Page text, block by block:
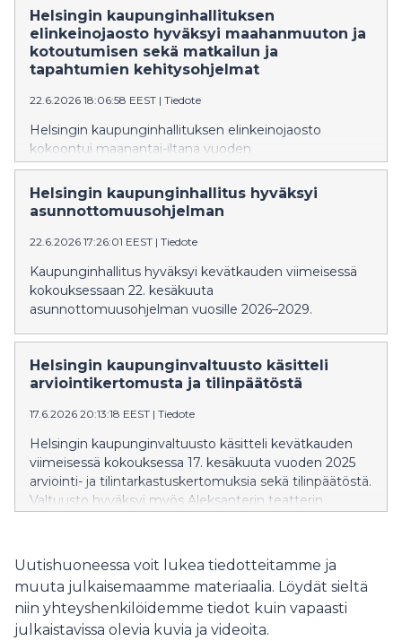
vauhdittaa matkailun ja tapahtumien ympärivuotista
kasvua, kasvattaa Helsingin kansainvälistä
houkuttelevuutta onnellisuuden teemoilla sekä
varmistaa, että kaupunki on kasvua tukeva
Helsingin kaupunginhallituksen
elinkeinojaosto hyväksyi maahanmuuton ja
kotoutumisen sekä matkailun ja
tapahtumien kehitysohjelmat
22.6.2026 18:06:58 EEST | Tiedote
Helsingin kaupunginhallituksen elinkeinojaosto
kokoontui maanantai-iltana vuoden
2026 viidenteen kokoukseensa. Kokouksessa
elinkeinojaosto käsitteli maahanmuuton ja
kotoutumisen kehitysohjelmaa ja matkailun ja
tapahtumien kehitysohjelmaa.
Helsingin kaupunginhallitus hyväksyi
asunnottomuusohjelman
22.6.2026 17:26:01 EEST | Tiedote
Kaupunginhallitus hyväksyi kevätkauden viimeisessä
kokouksessaan 22. kesäkuuta
asunnottomuusohjelman vuosille 2026–2029.
Helsingin kaupunginvaltuusto käsitteli
arviointikertomusta ja tilinpäätöstä
17.6.2026 20:13:18 EEST | Tiedote
Helsingin kaupunginvaltuusto käsitteli kevätkauden
viimeisessä kokouksessa 17. kesäkuuta vuoden 2025
arviointi- ja tilintarkastuskertomuksia sekä tilinpäätöstä.
Valtuusto hyväksyi myös Aleksanterin teatterin
Uutishuoneessa voit lukea tiedotteitamme ja
muuta julkaisemaamme materiaalia. Löydät sieltä
niin yhteyshenkilöidemme tiedot kuin vapaasti
julkaistavissa olevia kuvia ja videoita.